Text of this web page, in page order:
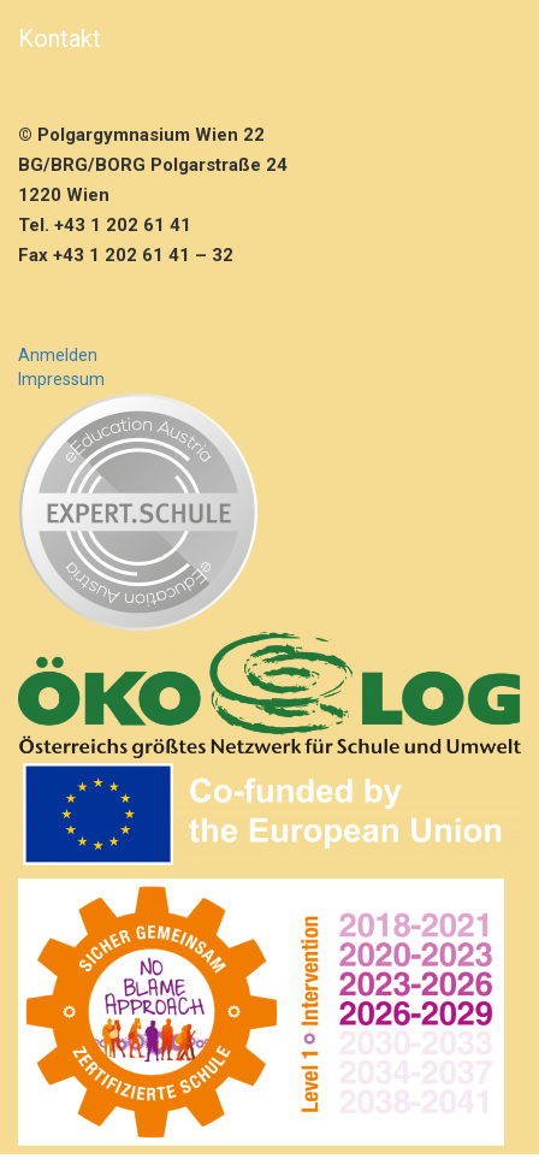
Kontakt
© Polgargymnasium Wien 22
BG/BRG/BORG Polgarstraße 24
1220 Wien
Tel. +43 1 202 61 41
Fax +43 1 202 61 41 – 32
Anmelden
Impressum